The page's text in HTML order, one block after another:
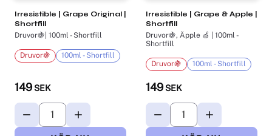
Irresistible | Grape Original |
Shortfill
Druvor🍇| 100ml - Shortfill
149 SEK
Druvor🍇 100ml - Shortfill
Irresistible | Grape & Apple |
Shortfill
Druvor🍇, Äpple 🍏 | 100ml -
Shortfill
149 SEK
Druvor🍇 100ml - Shortfill